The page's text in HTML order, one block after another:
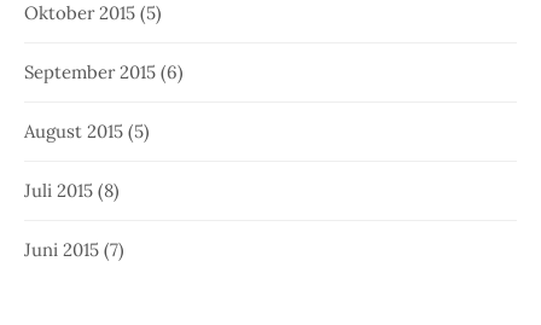
Oktober 2015 (5)
September 2015 (6)
August 2015 (5)
Juli 2015 (8)
Juni 2015 (7)